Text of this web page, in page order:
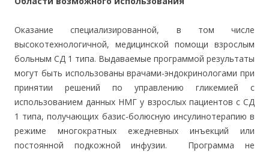
Оказание специализированной, в том числе
высокотехнологичной, медицинской помощи взрослым
больным СД 1 типа. Выдаваемые программой результаты
могут быть использованы врачами-эндокринологами при
принятии решений по управлению гликемией с
использованием данных НМГ у взрослых пациентов с СД
1 типа, получающих базис-болюсную инсулинотерапию в
режиме многократных ежедневных инъекций или
постоянной подкожной инфузии. Программа не